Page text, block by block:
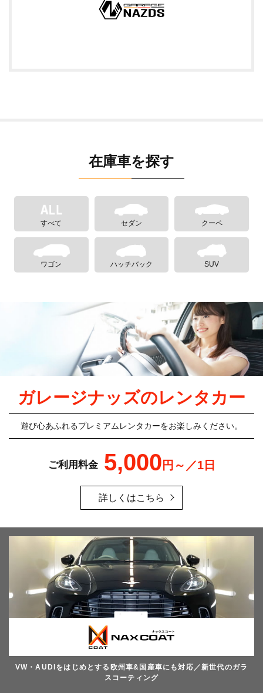
在庫車を探す
すべて セダン クーペ
ワゴン ハッチバック SUV
ガレージナッズのレンタカー
遊び心あふれるプレミアムレンタカーをお楽しみください。
ご利用料金 5,000 円～／1日
詳しくはこちら
VW・AUDIをはじめとする欧州車&国産車にも対応／新世代のガラ
スコーティング